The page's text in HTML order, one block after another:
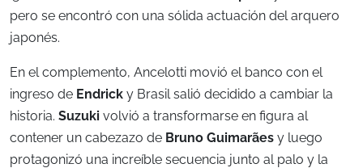
pero se encontró con una sólida actuación del arquero
japonés.
En el complemento, Ancelotti movió el banco con el
ingreso de Endrick y Brasil salió decidido a cambiar la
historia. Suzuki volvió a transformarse en figura al
contener un cabezazo de Bruno Guimarães y luego
protagonizó una increíble secuencia junto al palo y la